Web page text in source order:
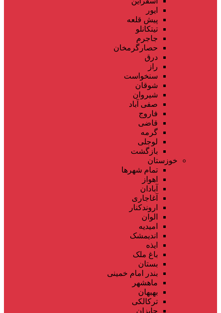
ایور
پیش قلعه
تیتکانلو
جاجرم
حصارگرمخان
درق
راز
سنخواست
شوقان
شیروان
صفی آباد
فاروج
قاضی
گرمه
لوجلی
بازگشت
خوزستان
تمام شهر‌ها
اهواز
آبادان
آغاجاری
اروندکنار
الوان
امیدیه
اندیمشک
ایذه
باغ ملک
بستان
بندر امام خمینی
ماهشهر
بهبهان
ترکالکی
جایزان